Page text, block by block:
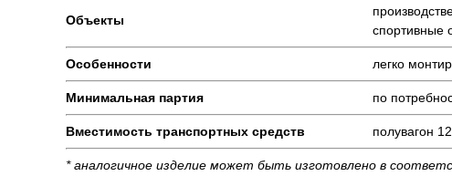
Объекты
спортивные
Особенности легко
Минимальная партия по
Вместимость транспортных средств полувагон
* аналогичное изделие может быть изготовлено в